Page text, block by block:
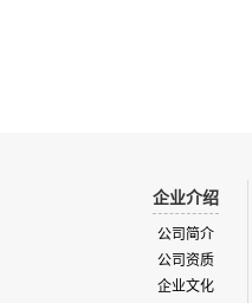
企业介绍
公司简介
公司资质
企业文化